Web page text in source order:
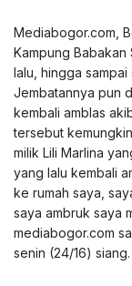
Mediabogor.com,
Kampung
lalu, hingga
Jembatannya pun
kembali amblas
tersebut
milik Lili Marlina
yang lalu kembali
ke rumah saya,
saya ambruk saya
mediabogor.com
senin (24/16) siang.